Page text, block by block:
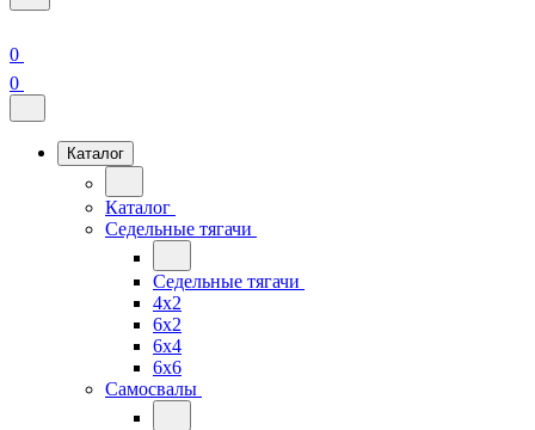
0
0
Каталог
Каталог
Седельные тягачи
Седельные тягачи
4x2
6x2
6x4
6x6
Самосвалы